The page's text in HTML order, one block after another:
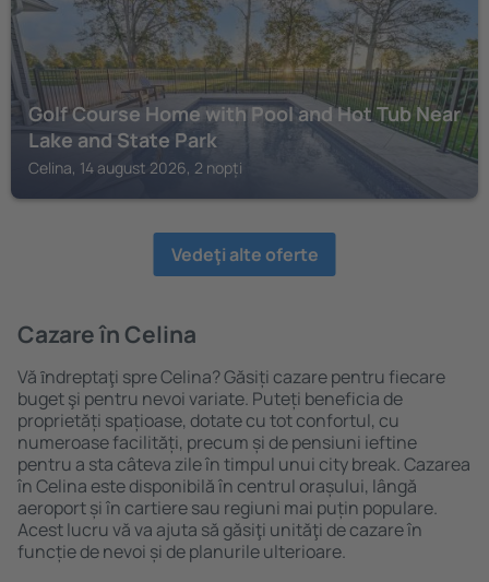
Golf Course Home with Pool and Hot Tub Near
Lake and State Park
Celina, 14 august 2026, 2 nopți
Vedeţi alte oferte
Cazare în Celina
Vă ȋndreptaţi spre Celina? Găsiți cazare pentru fiecare
buget şi pentru nevoi variate. Puteți beneficia de
proprietăți spațioase, dotate cu tot confortul, cu
numeroase facilități, precum și de pensiuni ieftine
pentru a sta câteva zile în timpul unui city break. Cazarea
în Celina este disponibilă în centrul orașului, lângă
aeroport și în cartiere sau regiuni mai puțin populare.
Acest lucru vă va ajuta să găsiţi unităţi de cazare în
funcție de nevoi și de planurile ulterioare.